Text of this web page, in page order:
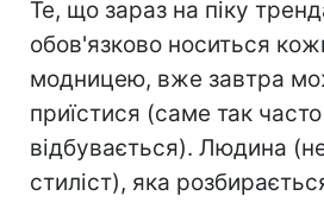
Те, що зараз на піку
обов'язково носиться
модницею, вже завтра
приїстися (саме так часто
відбувається). Людина
стиліст), яка